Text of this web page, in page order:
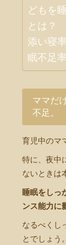
どもを
とは？
添い寝
眠不足
ママだ
不足。
育児中のマ
特に、夜中
ないときは
睡眠をしっ
ンス能力に
なるべくし
とでしょう。